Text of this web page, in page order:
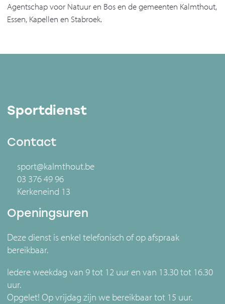
Agentschap voor Natuur en Bos en de gemeenten Kalmthout,
Essen, Kapellen en Stabroek.
Sportdienst
Contact
sport@kalmthout.be
03 376 49 96
Kerkeneind 13
Openingsuren
Deze dienst is enkel telefonisch of op afspraak
bereikbaar.
Iedere weekdag van 9 tot 12 uur en van 13.30 tot 16.30
uur.
Opgelet! Op vrijdag zijn we bereikbaar tot 15 uur.